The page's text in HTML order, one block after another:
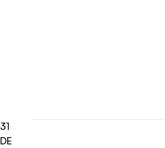
31
DE